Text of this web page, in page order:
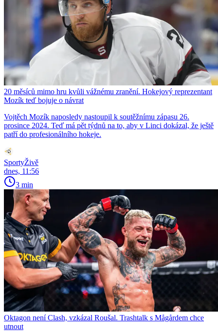
20 měsíců mimo hru kvůli vážnému zranění. Hokejový reprezentant
Mozík teď bojuje o návrat
Vojtěch Mozík naposledy nastoupil k soutěžnímu zápasu 26.
prosince 2024. Teď má pět týdnů na to, aby v Linci dokázal, že ještě
patří do profesionálního hokeje.
SportyŽivě
dnes, 11:56
3 min
Oktagon není Clash, vzkázal Roušal. Trashtalk s Mågårdem chce
utnout